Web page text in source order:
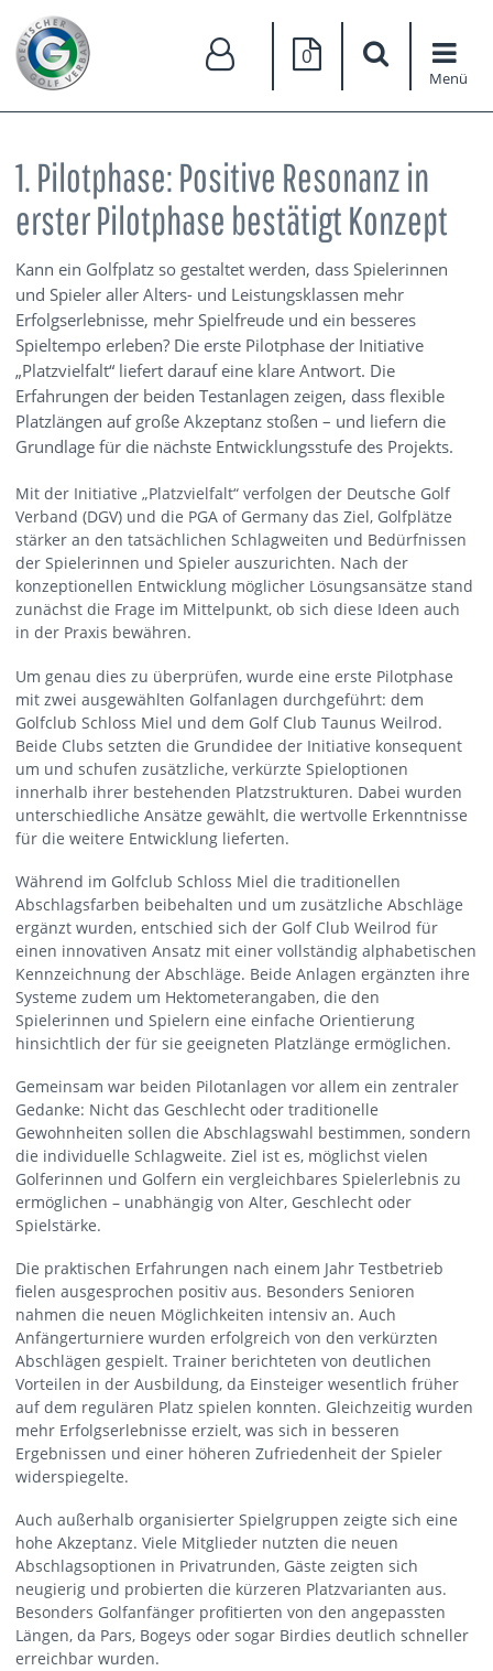
0
Menü
1. Pilotphase: Positive Resonanz in
erster Pilotphase bestätigt Konzept
Kann ein Golfplatz so gestaltet werden, dass Spielerinnen
und Spieler aller Alters- und Leistungsklassen mehr
Erfolgserlebnisse, mehr Spielfreude und ein besseres
Spieltempo erleben? Die erste Pilotphase der Initiative
„Platzvielfalt“ liefert darauf eine klare Antwort. Die
Erfahrungen der beiden Testanlagen zeigen, dass flexible
Platzlängen auf große Akzeptanz stoßen – und liefern die
Grundlage für die nächste Entwicklungsstufe des Projekts.
Mit der Initiative „Platzvielfalt“ verfolgen der Deutsche Golf
Verband (DGV) und die PGA of Germany das Ziel, Golfplätze
stärker an den tatsächlichen Schlagweiten und Bedürfnissen
der Spielerinnen und Spieler auszurichten. Nach der
konzeptionellen Entwicklung möglicher Lösungsansätze stand
zunächst die Frage im Mittelpunkt, ob sich diese Ideen auch
in der Praxis bewähren.
Um genau dies zu überprüfen, wurde eine erste Pilotphase
mit zwei ausgewählten Golfanlagen durchgeführt: dem
Golfclub Schloss Miel und dem Golf Club Taunus Weilrod.
Beide Clubs setzten die Grundidee der Initiative konsequent
um und schufen zusätzliche, verkürzte Spieloptionen
innerhalb ihrer bestehenden Platzstrukturen. Dabei wurden
unterschiedliche Ansätze gewählt, die wertvolle Erkenntnisse
für die weitere Entwicklung lieferten.
Während im Golfclub Schloss Miel die traditionellen
Abschlagsfarben beibehalten und um zusätzliche Abschläge
ergänzt wurden, entschied sich der Golf Club Weilrod für
einen innovativen Ansatz mit einer vollständig alphabetischen
Kennzeichnung der Abschläge. Beide Anlagen ergänzten ihre
Systeme zudem um Hektometerangaben, die den
Spielerinnen und Spielern eine einfache Orientierung
hinsichtlich der für sie geeigneten Platzlänge ermöglichen.
Gemeinsam war beiden Pilotanlagen vor allem ein zentraler
Gedanke: Nicht das Geschlecht oder traditionelle
Gewohnheiten sollen die Abschlagswahl bestimmen, sondern
die individuelle Schlagweite. Ziel ist es, möglichst vielen
Golferinnen und Golfern ein vergleichbares Spielerlebnis zu
ermöglichen – unabhängig von Alter, Geschlecht oder
Spielstärke.
Die praktischen Erfahrungen nach einem Jahr Testbetrieb
fielen ausgesprochen positiv aus. Besonders Senioren
nahmen die neuen Möglichkeiten intensiv an. Auch
Anfängerturniere wurden erfolgreich von den verkürzten
Abschlägen gespielt. Trainer berichteten von deutlichen
Vorteilen in der Ausbildung, da Einsteiger wesentlich früher
auf dem regulären Platz spielen konnten. Gleichzeitig wurden
mehr Erfolgserlebnisse erzielt, was sich in besseren
Ergebnissen und einer höheren Zufriedenheit der Spieler
widerspiegelte.
Auch außerhalb organisierter Spielgruppen zeigte sich eine
hohe Akzeptanz. Viele Mitglieder nutzten die neuen
Abschlagsoptionen in Privatrunden, Gäste zeigten sich
neugierig und probierten die kürzeren Platzvarianten aus.
Besonders Golfanfänger profitierten von den angepassten
Längen, da Pars, Bogeys oder sogar Birdies deutlich schneller
erreichbar wurden.